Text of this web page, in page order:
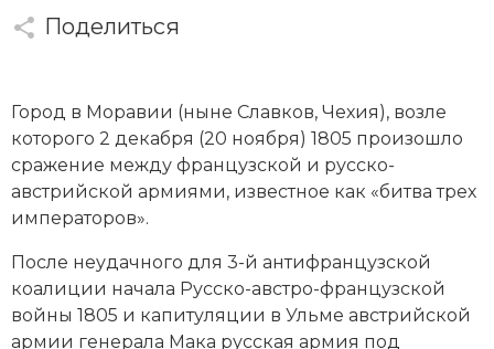
Археология
Ближний Восток
Византия
Военная история
Генеалогия, геральдика
Государство и право
Античность
История Первобытного общества
История Средних веков
Новая история
Новейшая история
А … Я
Й К Л М Н О П Р С Т
У Ф Х Ц Ч Ш Щ Ы
Ю Я
Поделиться
Город в Моравии (ныне Славков, Чехия), возле
которого 2 декабря (20 ноября) 1805 произошло
сражение между французской и русско-
австрийской армиями, известное как «битва трех
императоров».
После неудачного для 3-й антифранцузской
коалиции начала Русско-австро-французской
войны 1805 и капитуляции в Ульме австрийской
армии генерала Мака русская армия под